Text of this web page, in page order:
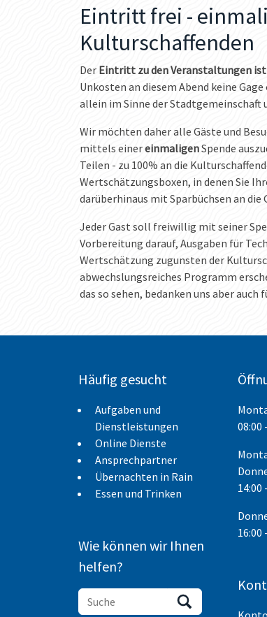
Eintritt frei -
Kulturschaffenden
Der Eintritt zu den Veranstaltungen
Unkosten an diesem Abend keine
allein im Sinne der Stadtgemeinschaft
Wir möchten daher alle Gäste und
mittels einereinmaligenSpende
Teilen - zu 100% an die
Wertschätzungsboxen, in denen Sie
darüberhinaus mit Sparbüchsen an die
Jeder Gast soll freiwillig mit seiner
Vorbereitung darauf, Ausgaben für
Wertschätzung zugunsten der
abwechslungsreiches Programm
das so sehen, bedanken uns aber
Häufig gesucht
Aufgaben und
Dienstleistungen
Online Dienste
Ansprechpartner
Übernachten in Rain
Essen und Trinken
Wie können wir Ihnen
helfen?
08:00
14:00
16:00